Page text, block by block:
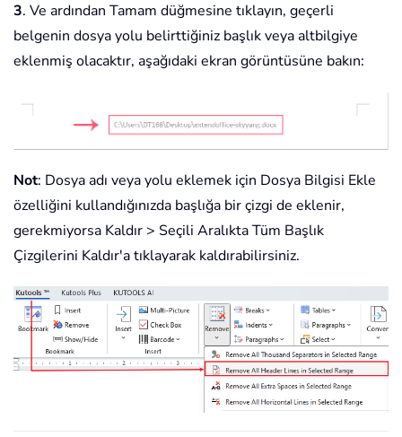
3. Ve ardından Tamam düğmesine tıklayın, geçerli
belgenin dosya yolu belirttiğiniz başlık veya altbilgiye
eklenmiş olacaktır, aşağıdaki ekran görüntüsüne bakın:
Not: Dosya adı veya yolu eklemek için Dosya Bilgisi Ekle
özelliğini kullandığınızda başlığa bir çizgi de eklenir,
gerekmiyorsa Kaldır > Seçili Aralıkta Tüm Başlık
Çizgilerini Kaldır'a tıklayarak kaldırabilirsiniz.